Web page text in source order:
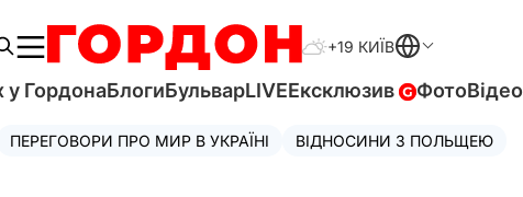
+19 КИЇВ
у ГордонаБлогиБульварLIVEЕксклюзив ФотоВідео
ПЕРЕГОВОРИ ПРО МИР В УКРАЇНІ ВІДНОСИНИ З ПОЛЬЩЕЮ